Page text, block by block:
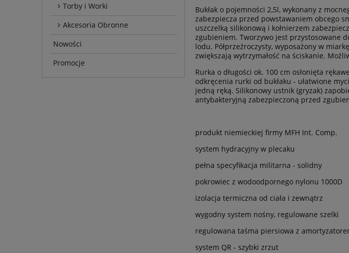
Torby i Worki
Akcesoria Obronne
Nowości
Promocje
Bukłak o pojemności 2,5l, wykonany z
zabezpiecza przed powstawaniem obcego
uszczelką silikonową i kołnierzem
zgubieniem. Tworzywo jest przystosowane
lodu. Półprzeźroczysty, wyposażony w
zwiększają wytrzymałość na ściskanie.
Rurka o długości ok. 100 cm osłonięta
odkręcenia rurki od bukłaku - ułatwione
jedną ręką. Silikonowy ustnik (gryzak)
antybakteryjną zabezpieczoną przed
produkt niemieckiej firmy MFH Int. Comp.
system hydracyjny w plecaku
pełna specyfikacja militarna - solidny
pokrowiec z wodoodpornego nylonu 1000D
izolacja termiczna od ciała i zewnątrz
wygodny system nośny, regulowane szelki
regulowana taśma piersiowa z
system QR - szybki zrzut